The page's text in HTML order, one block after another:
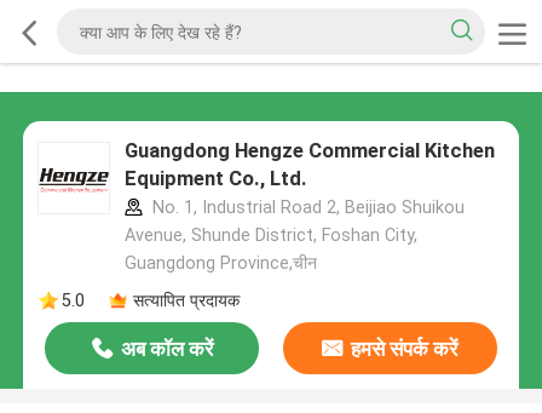
Guangdong Hengze Commercial Kitchen
Equipment Co., Ltd.
No. 1, Industrial Road 2, Beijiao Shuikou
Avenue, Shunde District, Foshan City,
Guangdong Province,चीन
5.0
सत्यापित प्रदायक
अब कॉल करें हमसे संपर्क करें